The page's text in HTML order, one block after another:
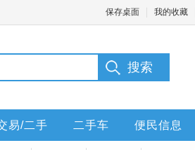
保存桌面 我的收藏
易/二手 二手车 便民信息